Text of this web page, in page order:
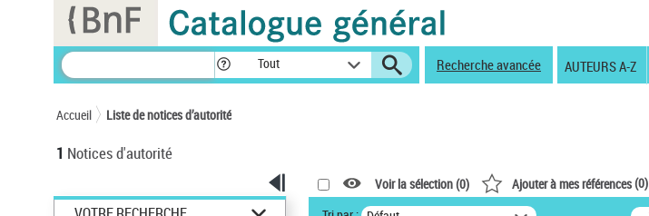
Tout Recherche avancée AUTEURS A-Z
Accueil Liste de notices d’autorité
1 Notices d'autorité
Voir la sélection (0) Ajouter à mes références(0)
Panneau de gestion des cookies